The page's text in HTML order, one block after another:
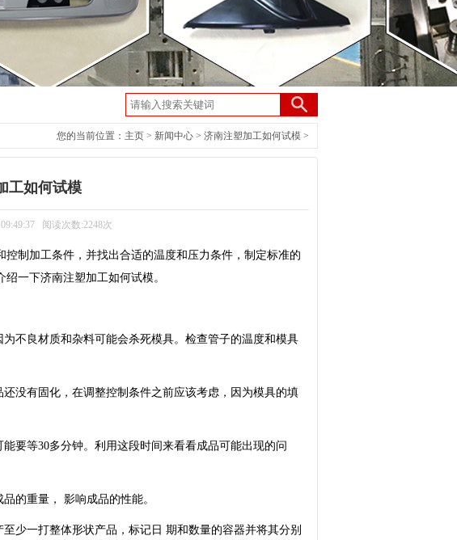
您的当前位置： 主页 > 新闻中心 > 济南注塑加工如何试模 >
工如何试模
阅读次数:2248次
制加工条件，并找出合适的温度和压力条件，制定标准的
一下济南注塑加工如何试模。
不良材质和杂料可能会杀死模具。检查管子的温度和模具
没有固化，在调整控制条件之前应该考虑，因为模具的填
要等30多分钟。利用这段时间来看看成品可能出现的问
的重量， 影响成品的性能。
少一打整体形状产品，标记日 期和数量的容器并将其分别